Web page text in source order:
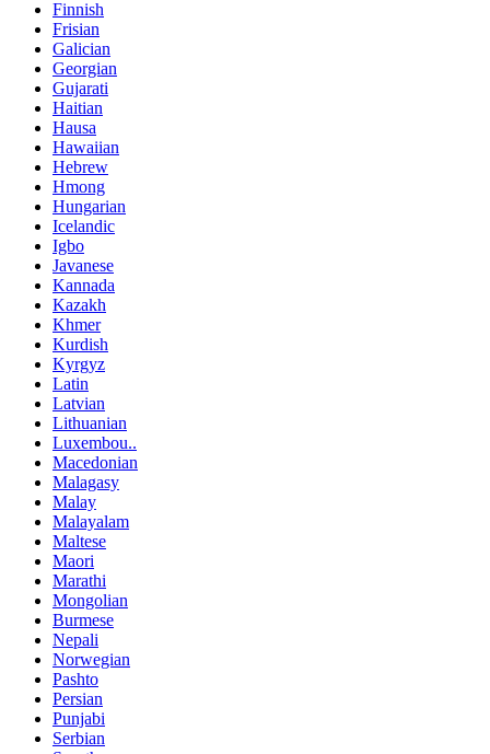
Finnish
Frisian
Galician
Georgian
Gujarati
Haitian
Hausa
Hawaiian
Hebrew
Hmong
Hungarian
Icelandic
Igbo
Javanese
Kannada
Kazakh
Khmer
Kurdish
Kyrgyz
Latin
Latvian
Lithuanian
Luxembou..
Macedonian
Malagasy
Malay
Malayalam
Maltese
Maori
Marathi
Mongolian
Burmese
Nepali
Norwegian
Pashto
Persian
Punjabi
Serbian